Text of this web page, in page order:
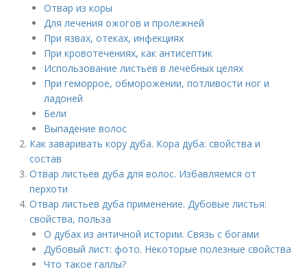
Отвар из коры
Для лечения ожогов и пролежней
При язвах, отеках, инфекциях
При кровотечениях, как антисептик
Использование листьев в лечебных целях
При геморрое, обморожении, потливости ног и
ладоней
Бели
Выпадение волос
Как заваривать кору дуба. Кора дуба: свойства и
состав
Отвар листьев дуба для волос. Избавляемся от
перхоти
Отвар листьев дуба применение. Дубовые листья:
свойства, польза
О дубах из античной истории. Связь с богами
Дубовый лист: фото. Некоторые полезные свойства
Что такое галлы?